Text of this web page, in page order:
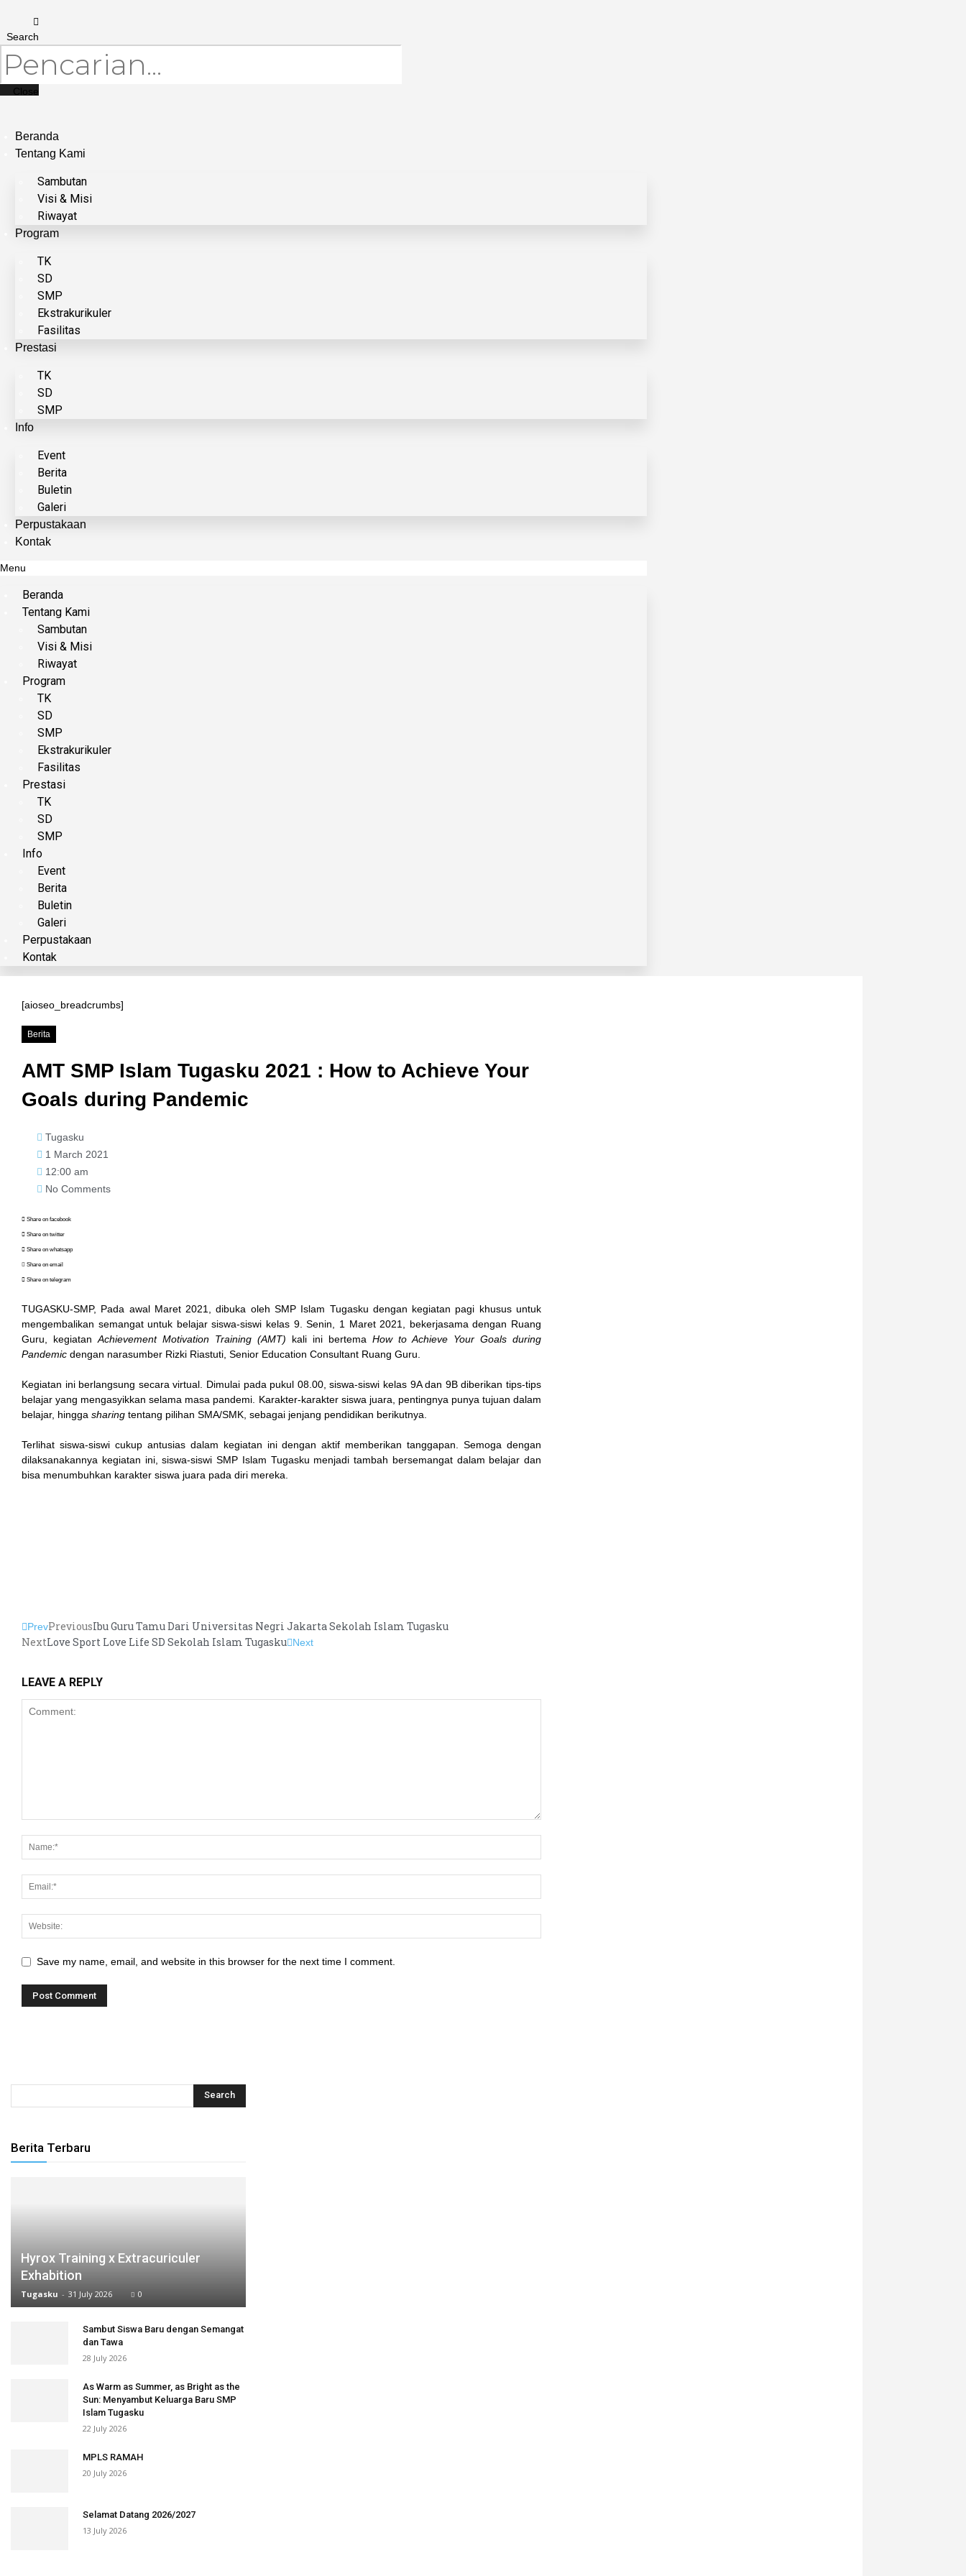
Search
Close
Beranda
Tentang Kami
Sambutan
Visi & Misi
Riwayat
Program
TK
SD
SMP
Ekstrakurikuler
Fasilitas
Prestasi
TK
SD
SMP
Info
Event
Berita
Buletin
Galeri
Perpustakaan
Kontak
Menu
Beranda
Tentang Kami
Sambutan
Visi & Misi
Riwayat
Program
TK
SD
SMP
Ekstrakurikuler
Fasilitas
Prestasi
TK
SD
SMP
Info
Event
Berita
Buletin
Galeri
Perpustakaan
Kontak
[aioseo_breadcrumbs]
Berita
AMT SMP Islam Tugasku 2021 : How to Achieve Your
Goals during Pandemic
Tugasku
1 March 2021
12:00 am
No Comments
Share on facebook
Share on twitter
Share on whatsapp
Share on email
Share on telegram
TUGASKU-SMP, Pada awal Maret 2021, dibuka oleh SMP Islam Tugasku dengan kegiatan pagi khusus untuk
mengembalikan semangat untuk belajar siswa-siswi kelas 9. Senin, 1 Maret 2021, bekerjasama dengan Ruang
Guru, kegiatan Achievement Motivation Training (AMT) kali ini bertema How to Achieve Your Goals during
Pandemic dengan narasumber Rizki Riastuti, Senior Education Consultant Ruang Guru.
Kegiatan ini berlangsung secara virtual. Dimulai pada pukul 08.00, siswa-siswi kelas 9A dan 9B diberikan tips-tips
belajar yang mengasyikkan selama masa pandemi. Karakter-karakter siswa juara, pentingnya punya tujuan dalam
belajar, hingga sharing tentang pilihan SMA/SMK, sebagai jenjang pendidikan berikutnya.
Terlihat siswa-siswi cukup antusias dalam kegiatan ini dengan aktif memberikan tanggapan. Semoga dengan
dilaksanakannya kegiatan ini, siswa-siswi SMP Islam Tugasku menjadi tambah bersemangat dalam belajar dan
bisa menumbuhkan karakter siswa juara pada diri mereka.
PrevPreviousIbu Guru Tamu Dari Universitas Negri Jakarta Sekolah Islam Tugasku
NextLove Sport Love Life SD Sekolah Islam Tugasku Next
LEAVE A REPLY
Save my name, email, and website in this browser for the next time I comment.
Berita Terbaru
Hyrox Training x Extracuriculer
Exhabition
Tugasku - 31 July 2026 0
Sambut Siswa Baru dengan Semangat
dan Tawa
28 July 2026
As Warm as Summer, as Bright as the
Sun: Menyambut Keluarga Baru SMP
Islam Tugasku
22 July 2026
MPLS RAMAH
20 July 2026
Selamat Datang 2026/2027
13 July 2026